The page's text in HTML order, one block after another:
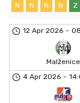
N N N N Z
12 Apr 2026 -
Malženice
4 Apr 2026 -